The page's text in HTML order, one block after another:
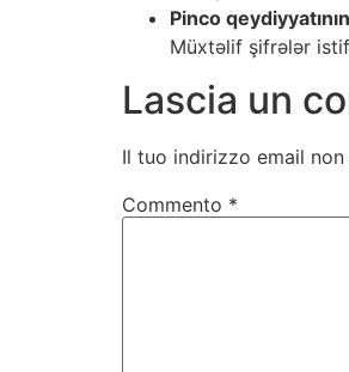
Pinco
Müxtəlif şifrələr
Lascia un
Il tuo indirizzo email
Commento *